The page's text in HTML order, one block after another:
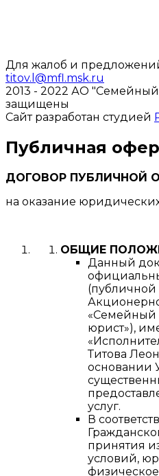
Для жалоб и
titov.l@mfl.msk.ru
2013 - 2022 АО
защищены
Сайт разработан студией
Публичная
ДОГОВОР ПУБЛИЧНОЙ
на оказание
ОБЩИЕ
Данный
(публичной
«Семейный
юрист»),
Титова
основании
услуг.
В
принятия
условий,